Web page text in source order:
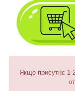
Якщо присутнє 1-